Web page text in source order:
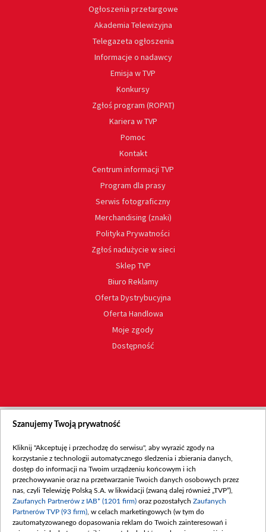
Ogłoszenia przetargowe
Akademia Telewizyjna
Telegazeta ogłoszenia
Informacje o nadawcy
Emisja w TVP
Konkursy
Zgłoś program (ROPAT)
Kariera w TVP
Pomoc
Kontakt
Centrum informacji TVP
Program dla prasy
Serwis fotograficzny
Merchandising (znaki)
Polityka Prywatności
Zgłoś nadużycie w sieci
Sklep TVP
Biuro Reklamy
Oferta Dystrybucyjna
Oferta Handlowa
Moje zgody
Dostępność
Szanujemy Twoją prywatność
Kliknij "Akceptuję i przechodzę do serwisu", aby wyrazić zgody na
korzystanie z technologii automatycznego śledzenia i zbierania danych,
dostęp do informacji na Twoim urządzeniu końcowym i ich
przechowywanie oraz na przetwarzanie Twoich danych osobowych przez
nas, czyli Telewizję Polską S.A. w likwidacji (zwaną dalej również „TVP”),
Zaufanych Partnerów z IAB* (1201 firm) oraz pozostałych Zaufanych
Partnerów TVP (93 firm) , w celach marketingowych (w tym do
zautomatyzowanego dopasowania reklam do Twoich zainteresowań i